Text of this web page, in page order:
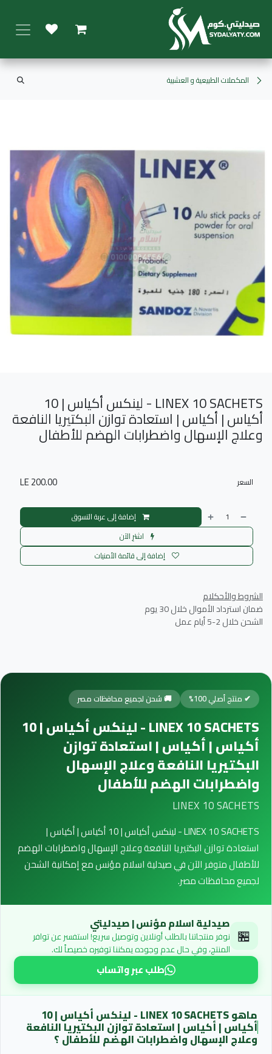
المكملات الطبيعية و العشبية
LINEX 10 SACHETS - لينكس أكياس | 10
أكياس | أكياس | استعادة توازن البكتيريا النافعة
وعلاج الإسهال واضطرابات الهضم للأطفال
إضافة إلى عربة التسوق
اشترِ الآن
إضافة إلى قائمة الأمنيات
السعر 200.00
الشروط والأحكلام
ضمان استرداد الأموال خلال 30 يوم
الشحن خلال 2-5 أيام عمل
✔ منتج أصلي 100% 🚚 شحن لجميع محافظات مصر
LINEX 10 SACHETS - لينكس أكياس | 10
أكياس | أكياس | استعادة توازن
البكتيريا النافعة وعلاج الإسهال
واضطرابات الهضم للأطفال
LINEX 10 SACHETS
LINEX 10 SACHETS - لينكس أكياس | 10 أكياس | أكياس |
استعادة توازن البكتيريا النافعة وعلاج الإسهال واضطرابات الهضم
للأطفال متوفر الآن في صيدلية اسلام مؤنس مع إمكانية الشحن
لجميع محافظات مصر.
🏪 صيدلية اسلام مؤنس | صيدليتي
نوفر منتجاتنا بالطلب أونلاين وتوصيل سريع! استفسر عن توافر
المنتج، وفي حال عدم وجوده يمكننا توفيره خصيصاً لك.
طلب عبر واتساب
ماهو LINEX 10 SACHETS - لينكس أكياس | 10
أكياس | أكياس | استعادة توازن البكتيريا النافعة
وعلاج الإسهال واضطرابات الهضم للأطفال ؟